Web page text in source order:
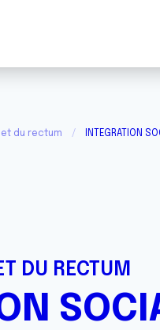
du rectum INTEGRATION
DU RECTUM